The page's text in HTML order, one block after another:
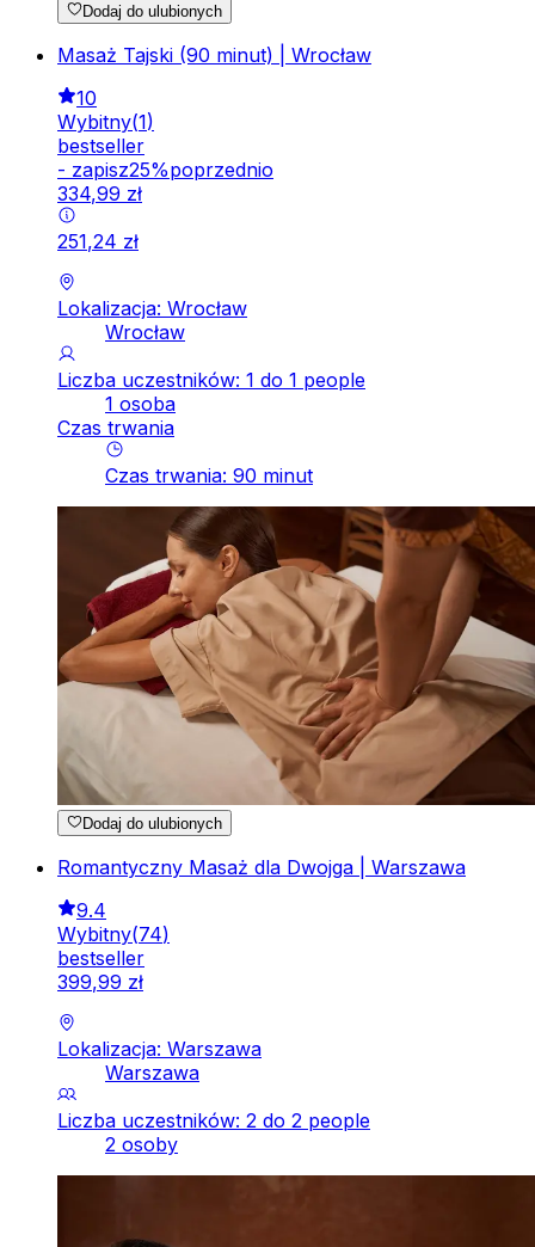
Dodaj do ulubionych
Masaż Tajski (90 minut) | Wrocław
10
Wybitny(1)
bestseller
- zapisz25%poprzednio
334,99 zł
251,24 zł
Lokalizacja: Wrocław
Wrocław
Liczba uczestników: 1 do 1 people
1 osoba
Czas trwania
Czas trwania: 90 minut
Dodaj do ulubionych
Romantyczny Masaż dla Dwojga | Warszawa
9.4
Wybitny(74)
bestseller
399,99 zł
Lokalizacja: Warszawa
Warszawa
Liczba uczestników: 2 do 2 people
2 osoby